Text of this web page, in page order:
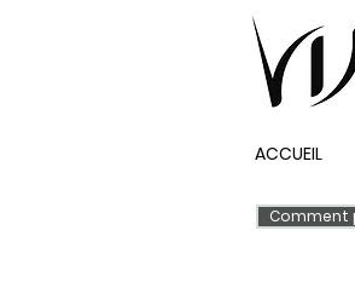
ACCUEIL
Comment